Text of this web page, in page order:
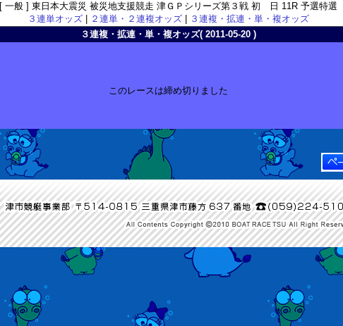
[ 一般 ] 東日本大震災 被災地支援競走 津ＧＰシリーズ第３戦 初 日 11R 予選特選
３連単オッズ| ２連単・２連複オッズ|
３連複・拡連・単・複オッズ
３連複・拡連・単・複オッズ( 2011-05-20 )
このレースは締め切りました